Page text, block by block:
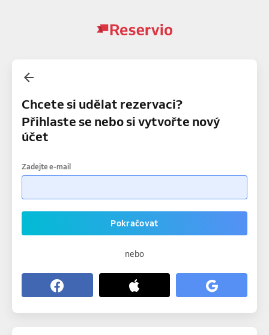
Chcete si udělat rezervaci?
Přihlaste se nebo si vytvořte nový
účet
Zadejte e-mail
Pokračovat
nebo